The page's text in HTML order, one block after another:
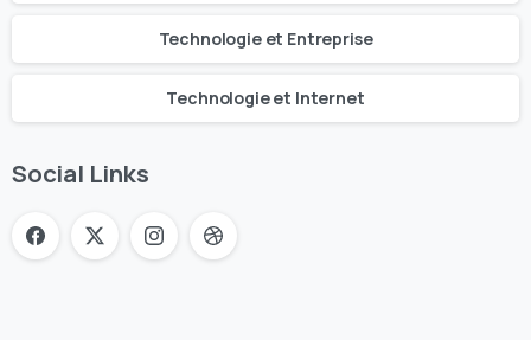
Technologie et Entreprise
Technologie et Internet
Social Links